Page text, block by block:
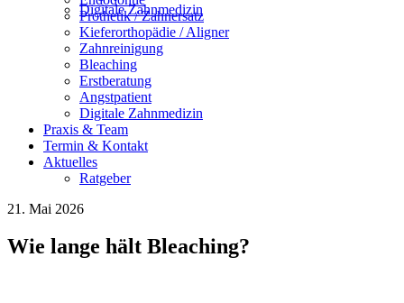
Digitale Zahnmedizin
Prothetik / Zahnersatz
Kieferorthopädie / Aligner
Zahnreinigung
Bleaching
Erstberatung
Angstpatient
Digitale Zahnmedizin
Praxis & Team
Termin & Kontakt
Aktuelles
Ratgeber
21. Mai 2026
Wie lange hält Bleaching?